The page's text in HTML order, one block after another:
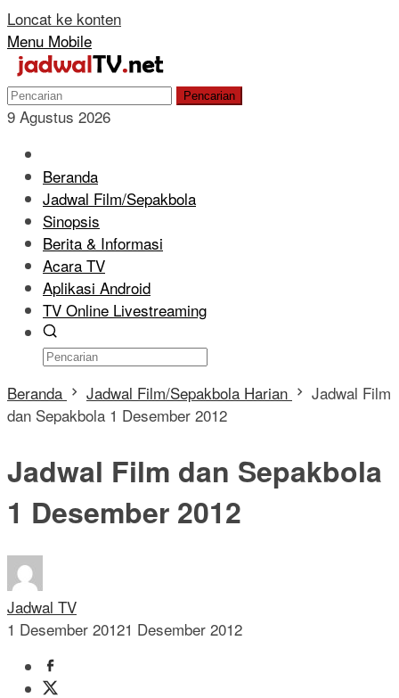
Loncat ke konten
Menu Mobile
Pencarian
9 Agustus 2026
Beranda
Jadwal Film/Sepakbola
Sinopsis
Berita & Informasi
Acara TV
Aplikasi Android
TV Online Livestreaming
Beranda Jadwal Film/Sepakbola Harian
Jadwal Film
dan Sepakbola 1 Desember 2012
Jadwal Film dan Sepakbola
1 Desember 2012
Jadwal TV
1 Desember 20121 Desember 2012